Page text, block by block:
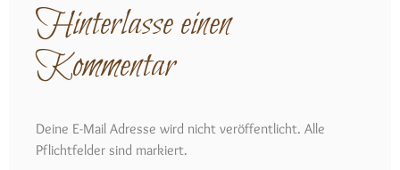
Hinterlasse einen
Kommentar
Deine E-Mail Adresse wird nicht veröffentlicht. Alle
Pflichtfelder sind markiert.